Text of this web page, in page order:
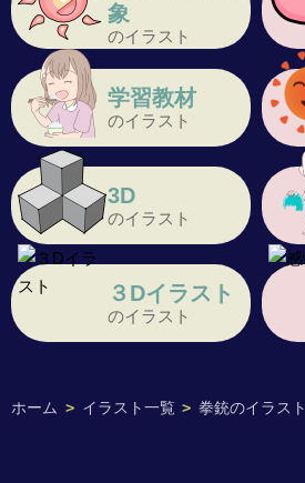
ホーム > イラスト一覧 > 拳銃のイラスト
象
のイラスト
学習教材
のイラスト
3D
のイラスト
３Dイラスト
のイラスト